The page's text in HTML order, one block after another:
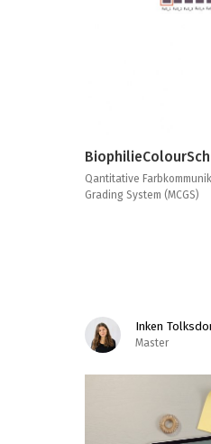
Qantitative
Grading System (MCGS)
Inken
Master